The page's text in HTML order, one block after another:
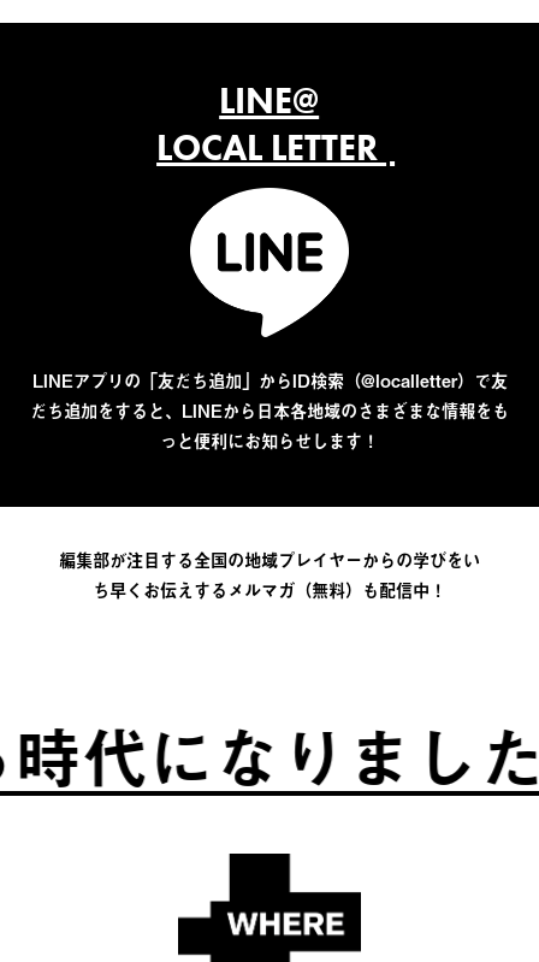
LINE@
LOCAL LETTER
LINEアプリの「友だち追加」からID検索（@localletter）で友
だち追加をすると、LINEから日本各地域のさまざまな情報をも
っと便利にお知らせします！
編集部が注目する全国の地域プレイヤーからの学びをい
ち早くお伝えするメルマガ（無料）も配信中！
になりました。